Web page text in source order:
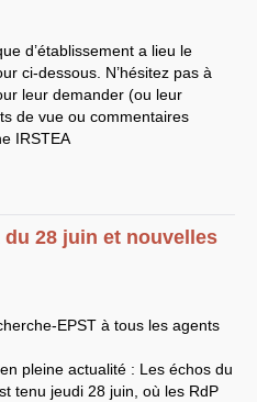
d’établissement a lieu le
ci-dessous. N’hésitez pas à
leur demander (ou leur
de vue ou commentaires
IRSTEA
du 28 juin et nouvelles
EPST à tous les agents
pleine actualité : Les échos du
tenu jeudi 28 juin, où les RdP